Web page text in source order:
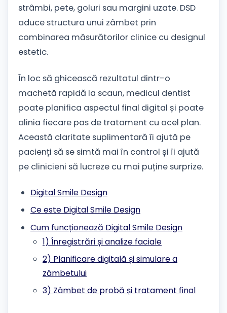
strâmbi, pete, goluri sau margini uzate. DSD
aduce structura unui zâmbet prin
combinarea măsurătorilor clinice cu designul
estetic.
În loc să ghicească rezultatul dintr-o
machetă rapidă la scaun, medicul dentist
poate planifica aspectul final digital și poate
alinia fiecare pas de tratament cu acel plan.
Această claritate suplimentară îi ajută pe
pacienți să se simtă mai în control și îi ajută
pe clinicieni să lucreze cu mai puține surprize.
Digital Smile Design
Ce este Digital Smile Design
Cum funcționează Digital Smile Design
1) Înregistrări și analize faciale
2) Planificare digitală și simulare a
zâmbetului
3) Zâmbet de probă și tratament final